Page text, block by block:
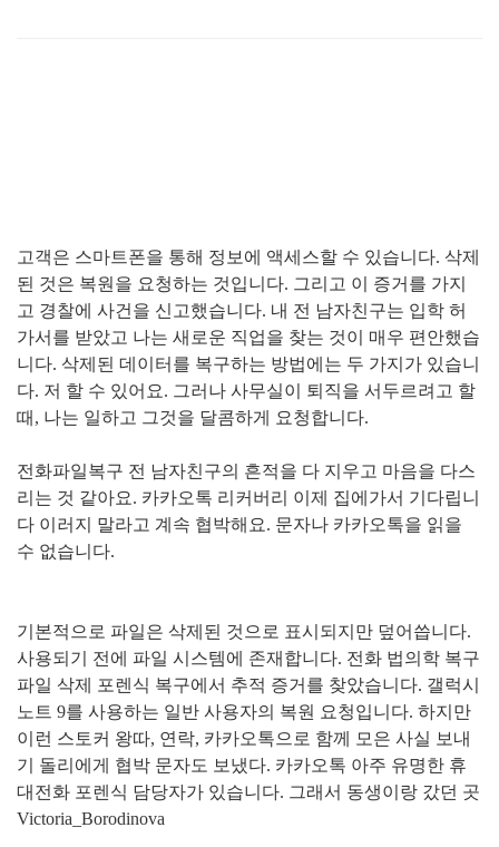
고객은 스마트폰을 통해 정보에 액세스할 수 있습니다. 삭제
된 것은 복원을 요청하는 것입니다. 그리고 이 증거를 가지
고 경찰에 사건을 신고했습니다. 내 전 남자친구는 입학 허
가서를 받았고 나는 새로운 직업을 찾는 것이 매우 편안했습
니다. 삭제된 데이터를 복구하는 방법에는 두 가지가 있습니
다. 저 할 수 있어요. 그러나 사무실이 퇴직을 서두르려고 할
때 , 나는 일하고 그것을 달콤하게 요청합니다.
전화파일복구 전 남자친구의 흔적을 다 지우고 마음을 다스
리는 것 같아요. 카카오톡 리커버리 이제 집에가서 기다립니
다 이러지 말라고 계속 협박해요. 문자나 카카오톡을 읽을
수 없습니다.
기본적으로 파일은 삭제된 것으로 표시되지만 덮어씁니다.
사용되기 전에 파일 시스템에 존재합니다. 전화 법의학 복구
파일 삭제 포렌식 복구에서 추적 증거를 찾았습니다. 갤럭시
노트 9를 사용하는 일반 사용자의 복원 요청입니다. 하지만
이런 스토커 왕따, 연락, 카카오톡으로 함께 모은 사실 보내
기 돌리에게 협박 문자도 보냈다. 카카오톡 아주 유명한 휴
대전화 포렌식 담당자가 있습니다. 그래서 동생이랑 갔던 곳
Victoria_Borodinova